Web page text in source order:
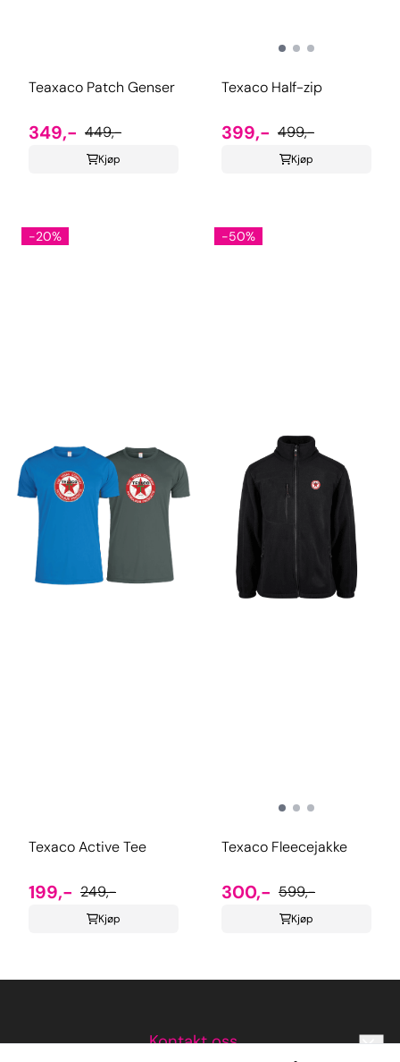
Teaxaco Patch Genser
349,- 449,-
Kjøp
Texaco Half-zip
399,- 499,-
Kjøp
-20%
Texaco Active Tee
199,- 249,-
Kjøp
-50%
Texaco Fleecejakke
300,- 599,-
Kjøp
Kontakt oss